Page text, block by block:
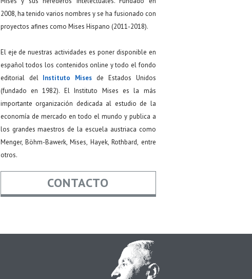
2008, ha tenido varios nombres y se ha fusionado con
proyectos afines como Mises Hispano (2011-2018).
El eje de nuestras actividades es poner disponible en
español todos los contenidos online y todo el fondo
editorial del Instituto Mises de Estados Unidos
(fundado en 1982). El Instituto Mises es la más
importante organización dedicada al estudio de la
economía de mercado en todo el mundo y publica a
los grandes maestros de la escuela austriaca como
Menger, Böhm-Bawerk, Mises, Hayek, Rothbard, entre
otros.
CONTACTO